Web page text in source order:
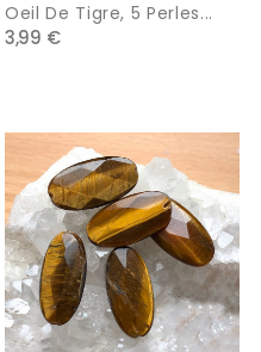
Oeil De Tigre, 5 Perles...
3,99 €